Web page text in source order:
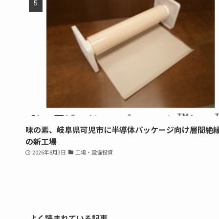
味の素、岐阜県可児市に半導体パッケージ向け層間絶
の新工場
2026年8月3日 工場・設備投資